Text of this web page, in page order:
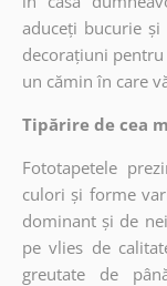
aduceți bucurie
decorațiuni
un cămin în care
Tipărire de cea
Fototapetele
culori și forme
dominant și de
pe vlies de
greutate de